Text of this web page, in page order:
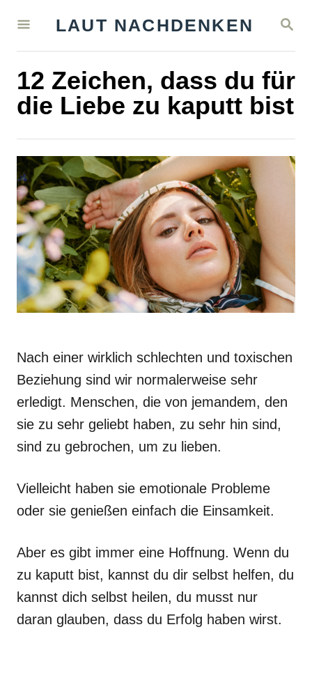
S
A
R
C
H
LAUT NACHDENKEN
12 Zeichen, dass du für
die Liebe zu kaputt bist
Nach einer wirklich schlechten und toxischen
Beziehung sind wir normalerweise sehr
erledigt. Menschen, die von jemandem, den
sie zu sehr geliebt haben, zu sehr hin sind,
sind zu gebrochen, um zu lieben.
Vielleicht haben sie emotionale Probleme
oder sie genießen einfach die Einsamkeit.
Aber es gibt immer eine Hoffnung. Wenn du
zu kaputt bist, kannst du dir selbst helfen, du
kannst dich selbst heilen, du musst nur
daran glauben, dass du Erfolg haben wirst.